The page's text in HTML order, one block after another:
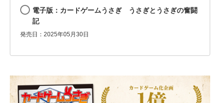
電子版：カードゲームうさぎ うさぎとうさぎの奮闘
記
発売日：2025年05月30日